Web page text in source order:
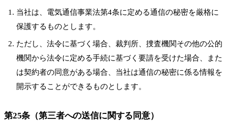
当社は、電気通信事業法第4条に定める通信の秘密を厳格に
保護するものとします。
ただし、法令に基づく場合、裁判所、捜査機関その他の公的
機関から法令に定める手続に基づく要請を受けた場合、また
は契約者の同意がある場合、当社は通信の秘密に係る情報を
開示することができるものとします。
第25条（第三者への送信に関する同意）